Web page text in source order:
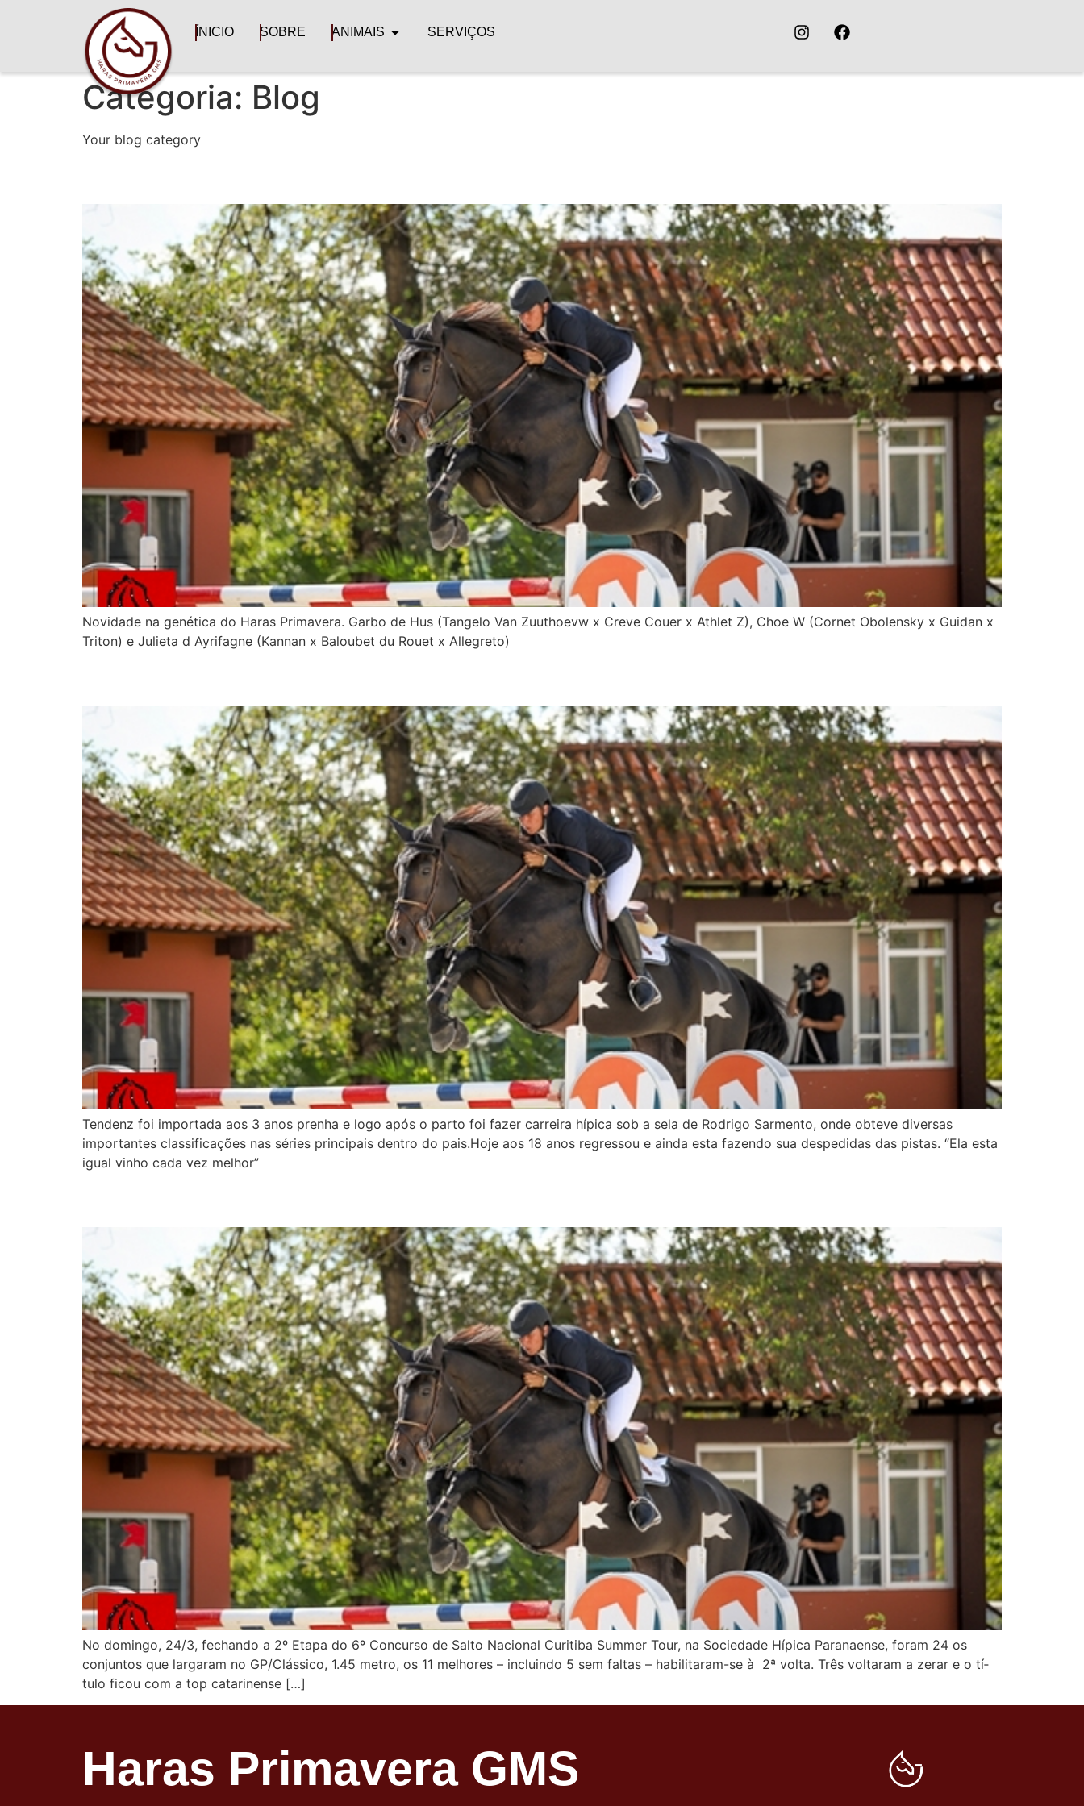
ÍNICIO SOBRE ANIMAIS SERVIÇOS
Categoria: Blog
Your blog category
Novidade na genética do Haras Primavera. Garbo de Hus (Tangelo Van Zuuthoevw x Creve Couer x Athlet Z), Choe W (Cornet Obolensky x Guidan x
Triton) e Julieta d Ayrifagne (Kannan x Baloubet du Rouet x Allegreto)
Tendenz foi importada aos 3 anos prenha e logo após o parto foi fazer carreira hípica sob a sela de Rodrigo Sarmento, onde obteve diversas
importantes classificações nas séries principais dentro do pais.Hoje aos 18 anos regressou e ainda esta fazendo sua despedidas das pistas. “Ela esta
igual vinho cada vez melhor”
No domingo, 24/3, fechando a 2º Etapa do 6º Concurso de Salto Nacional Curitiba Summer Tour, na Sociedade Hí­pica Paranaense, foram 24 os
conjuntos que largaram no GP/Clássico, 1.45 metro, os 11 melhores – incluindo 5 sem faltas – habilitaram-se à 2ª volta. Três voltaram a zerar e o tí­
tulo ficou com a top catarinense […]
Haras Primavera GMS